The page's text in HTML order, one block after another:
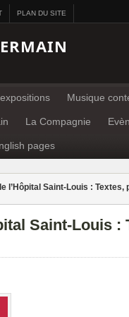
PLAN DU SITE
Musique
La Compagnie
pages
l’Hôpital Saint-Louis : Textes,
Saint-Louis